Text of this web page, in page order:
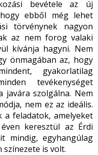
bevétele az új
ebből még lehet
törvénynek nagyon
az nem forog valaki
kívánja hagyni. Nem
önmagában az, hogy
gyakorlatilag
tevékenységet
javára szolgálna. Nem
nem ez az ideális.
feladatok, amelyeket
keresztül az Érdi
mindig, egyhangúlag
is volt.